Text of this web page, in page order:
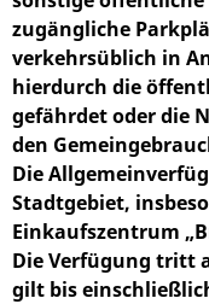
zugängliche
verkehrsüblich in
hierdurch die
gefährdet oder die
den
Die
Stadtgebiet,
Einkaufszentrum
Die Verfügung tritt
gilt bis